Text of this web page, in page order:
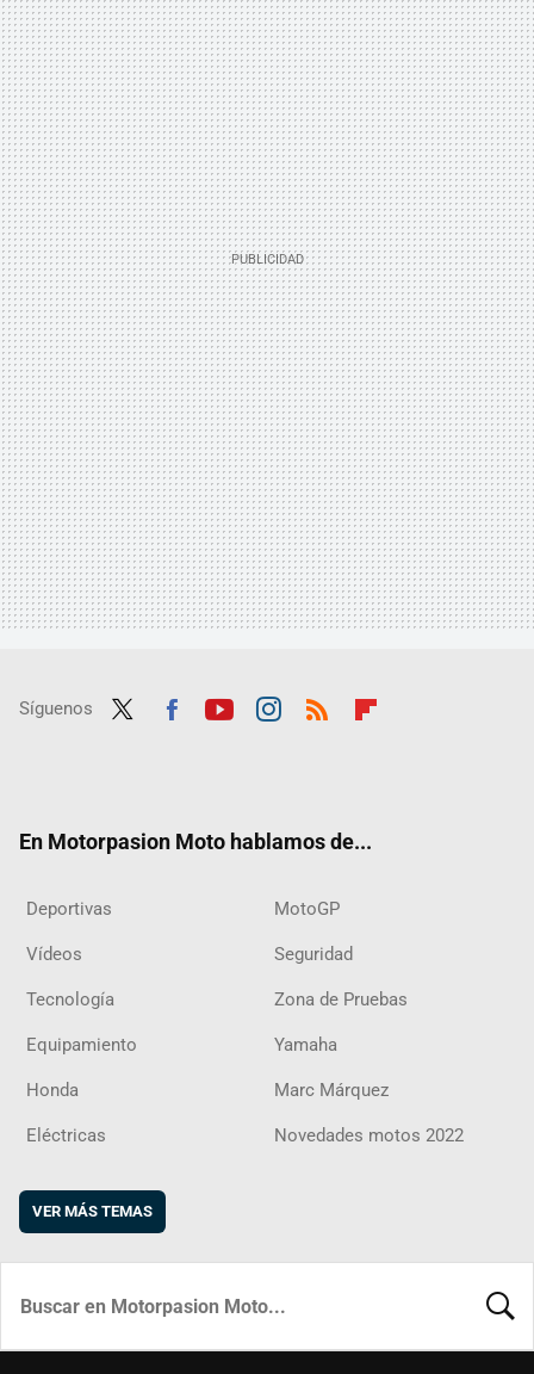
Síguenos
En Motorpasion Moto hablamos de...
Deportivas MotoGP
Vídeos Seguridad
Tecnología Zona de Pruebas
Equipamiento Yamaha
Honda Marc Márquez
Eléctricas Novedades motos 2022
VER MÁS TEMAS